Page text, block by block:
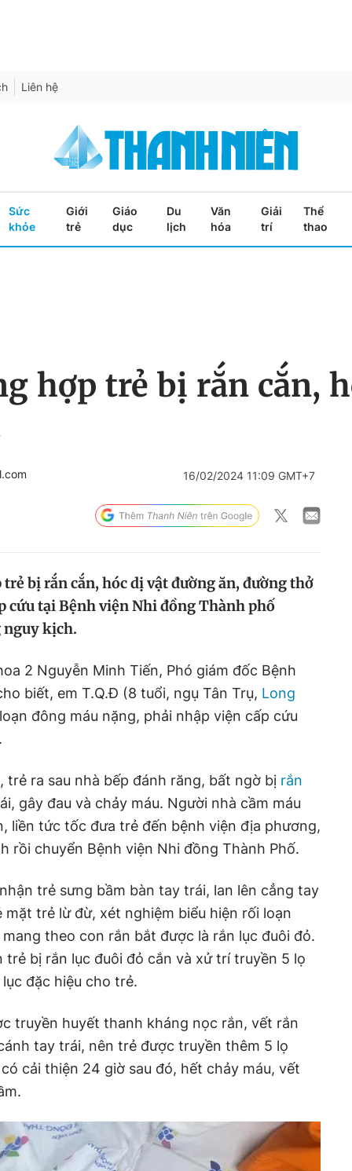
Liên hệ
Sức
khỏe
Giới
trẻ
Giáo
dục
Du
lịch
Văn
hóa
Giải
trí
Thể
thao
hợp trẻ bị rắn cắn,
16/02/2024 11:09 GMT+7
bị rắn cắn, hóc dị vật đường ăn, đường thở
cứu tại Bệnh viện Nhi đồng Thành phố
nguy kịch.
2 Nguyễn Minh Tiến, Phó giám đốc Bệnh
biết, em T.Q.Đ (8 tuổi, ngụ Tân Trụ, Long
đông máu nặng, phải nhập viện cấp cứu
trẻ ra sau nhà bếp đánh răng, bất ngờ bị rắn
gây đau và chảy máu. Người nhà cầm máu
liền tức tốc đưa trẻ đến bệnh viện địa phương,
rồi chuyển Bệnh viện Nhi đồng Thành Phố.
trẻ sưng bầm bàn tay trái, lan lên cẳng tay
trẻ lừ đừ, xét nghiệm biểu hiện rối loạn
theo con rắn bắt được là rắn lục đuôi đỏ.
trẻ bị rắn lục đuôi đỏ cắn và xử trí truyền 5 lọ
đặc hiệu cho trẻ.
truyền huyết thanh kháng nọc rắn, vết rắn
tay trái, nên trẻ được truyền thêm 5 lọ
cải thiện 24 giờ sau đó, hết chảy máu, vết